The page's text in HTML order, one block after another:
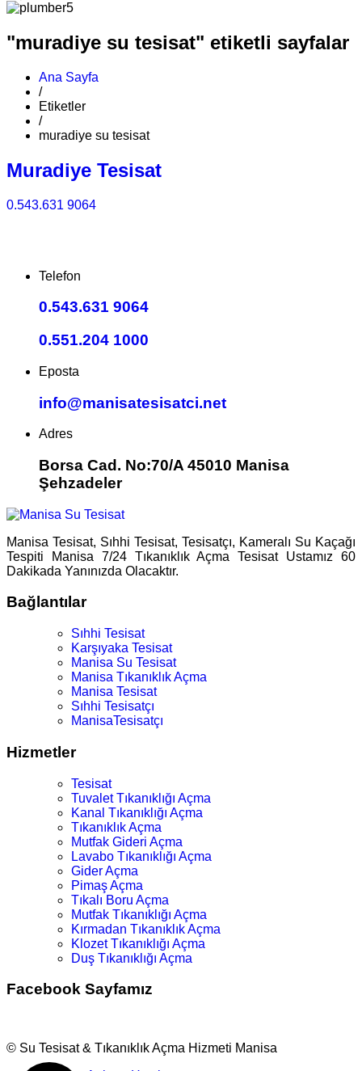
"muradiye su tesisat" etiketli sayfalar
Ana Sayfa
/
Etiketler
/
muradiye su tesisat
Muradiye Tesisat
0.543.631 9064
Telefon
0.543.631 9064
0.551.204 1000
Eposta
info@manisatesisatci.net
Adres
Borsa Cad. No:70/A 45010 Manisa
Şehzadeler
Manisa Tesisat, Sıhhi Tesisat, Tesisatçı, Kameralı Su Kaçağı
Tespiti Manisa 7/24 Tıkanıklık Açma Tesisat Ustamız 60
Dakikada Yanınızda Olacaktır.
Bağlantılar
Sıhhi Tesisat
Karşıyaka Tesisat
Manisa Su Tesisat
Manisa Tıkanıklık Açma
Manisa Tesisat
Sıhhi Tesisatçı
ManisaTesisatçı
Hizmetler
Tesisat
Tuvalet Tıkanıklığı Açma
Kanal Tıkanıklığı Açma
Tıkanıklık Açma
Mutfak Gideri Açma
Lavabo Tıkanıklığı Açma
Gider Açma
Pimaş Açma
Tıkalı Boru Açma
Mutfak Tıkanıklığı Açma
Kırmadan Tıkanıklık Açma
Klozet Tıkanıklığı Açma
Duş Tıkanıklığı Açma
Facebook Sayfamız
© Su Tesisat & Tıkanıklık Açma Hizmeti Manisa